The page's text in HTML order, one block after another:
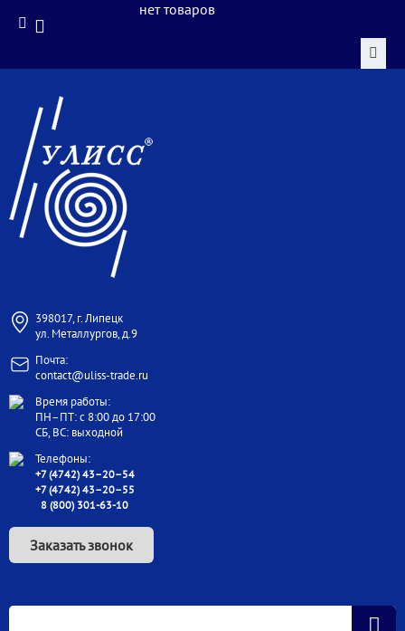
398017, г. Липецк
ул. Металлургов, д.9
Почта:
contact@uliss-trade.ru
Время работы:
ПН–ПТ: с 8:00 до 17:00
СБ, ВС: выходной
Телефоны:
+7 (4742) 43–20–54
+7 (4742) 43–20–55
8 (800) 301-63-10
Заказать звонок
нет товаров